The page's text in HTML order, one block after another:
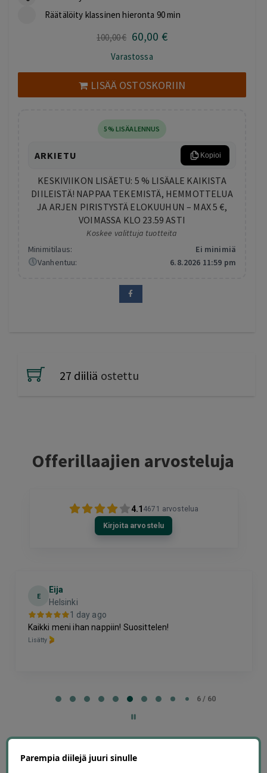
Räätälöity klassinen hieronta 90 min
100,00€ Alkuperäinen
oli:
100,00 €.
60,00 €Nykyinen
60,00 €.
Varastossa
LISÄÄ OSTOSKORIIN
5% LISÄALENNUS
ARKIETU Kopioi
KESKIVIIKON LISÄETU: 5 % LISÄALE KAIKISTA
DIILEISTÄ! NAPPAA TEKEMISTÄ, HEMMOTTELUA
JA ARJEN PIRISTYSTÄ ELOKUUHUN – MAX 5 €,
VOIMASSA KLO 23.59 ASTI
Koskee valittuja tuotteita
Minimitilaus:
Ei minimiä
Vanhentuu:
6.8.2026 11:59 pm
27 diiliä ostettu
Offerillaajien arvosteluja
4.1 4671 arvostelua
Kirjoita arvostelu
E
Eija
Helsinki
1 day ago
Kaikki meni ihan nappiin! Suosittelen!
Lisätty
6 / 60
Parempia diilejä juuri sinulle